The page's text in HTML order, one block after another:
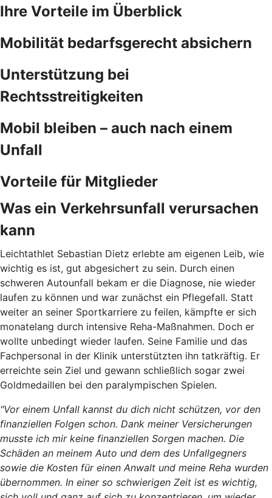
Ihre Vorteile im Überblick
Mobilität bedarfsgerecht absichern
Unterstützung bei
Rechtsstreitigkeiten
Mobil bleiben – auch nach einem
Unfall
Vorteile für Mitglieder
Was ein Verkehrsunfall verursachen
kann
Leichtathlet Sebastian Dietz erlebte am eigenen Leib, wie
wichtig es ist, gut abgesichert zu sein. Durch einen
schweren Autounfall bekam er die Diagnose, nie wieder
laufen zu können und war zunächst ein Pflegefall. Statt
weiter an seiner Sportkarriere zu feilen, kämpfte er sich
monatelang durch intensive Reha-Maßnahmen. Doch er
wollte unbedingt wieder laufen. Seine Familie und das
Fachpersonal in der Klinik unterstützten ihn tatkräftig. Er
erreichte sein Ziel und gewann schließlich sogar zwei
Goldmedaillen bei den paralympischen Spielen.
"Vor einem Unfall kannst du dich nicht schützen, vor den
finanziellen Folgen schon. Dank meiner Versicherungen
musste ich mir keine finanziellen Sorgen machen. Die
Schäden an meinem Auto und dem des Unfallgegners
sowie die Kosten für einen Anwalt und meine Reha wurden
übernommen. In einer so schwierigen Zeit ist es wichtig,